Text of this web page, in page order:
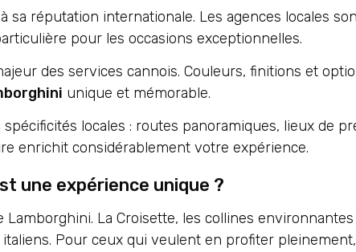
sa réputation internationale. Les agences locales
pour les occasions exceptionnelles.
des services cannois. Couleurs, finitions et
unique et mémorable.
locales : routes panoramiques, lieux de
enrichit considérablement votre expérience.
une expérience unique ?
La Croisette, les collines
Pour ceux qui veulent en profiter